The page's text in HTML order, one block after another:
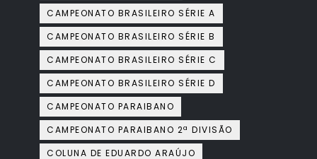
CAMPEONATO BRASILEIRO SÉRIE A
CAMPEONATO BRASILEIRO SÉRIE B
CAMPEONATO BRASILEIRO SÉRIE C
CAMPEONATO BRASILEIRO SÉRIE D
CAMPEONATO PARAIBANO
CAMPEONATO PARAIBANO 2ª DIVISÃO
COLUNA DE EDUARDO ARAÚJO